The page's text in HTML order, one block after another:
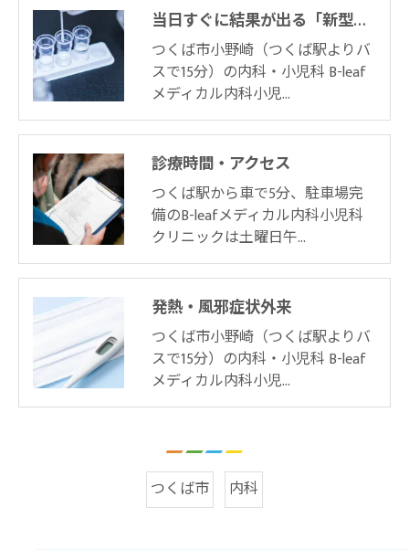
当日すぐに結果が出る「新型コロナ遺伝子検査 ID-NOW」
つくば市小野崎（つくば駅よりバ
スで15分）の内科・小児科 B-leaf
メディカル内科小児…
診療時間・アクセス
つくば駅から車で5分、駐車場完
備のB-leafメディカル内科小児科
クリニックは土曜日午…
発熱・風邪症状外来
つくば市小野崎（つくば駅よりバ
スで15分）の内科・小児科 B-leaf
メディカル内科小児…
つくば市 内科